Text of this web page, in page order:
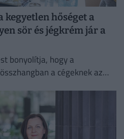
hőséget a
sör és jégkrém jár a
bonyolítja, hogy a
a cégeknek az